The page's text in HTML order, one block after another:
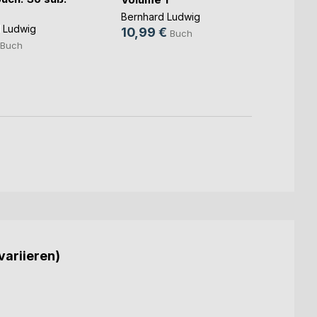
Buch
Bernhard Ludwig
10,99 € Buch